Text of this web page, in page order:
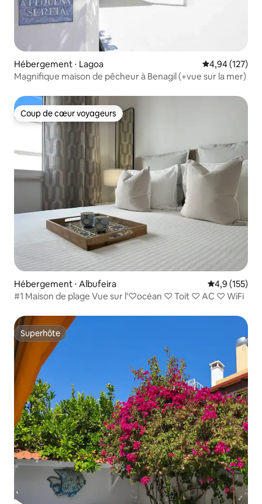
Hébergement ⋅ Lagoa Évaluation
4,94 (127)
Magnifique maison de pêcheur à Benagil (+vue sur la mer)
Coup de cœur voyageurs
Coup de cœur voyageurs
Hébergement ⋅ Albufeira Évaluation
4,9 (155)
#1 Maison de plage Vue sur l'♡océan ♡ Toit ♡ AC ♡ WiFi
Superhôte
Superhôte